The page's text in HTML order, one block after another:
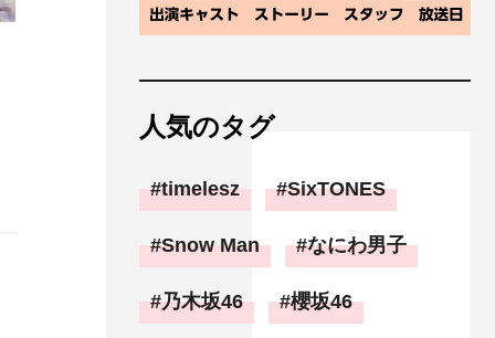
人気のタグ
timelesz SixTONES
Snow Man なにわ男子
乃木坂46 櫻坂46